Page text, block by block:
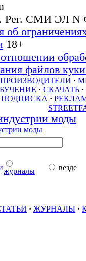
Рег. СМИ ЭЛ N
18+
файлов
ПРОИЗВОДИТЕЛИ ·
· СКАЧАТЬ ·
ПОДПИСКА ·
моды
журналы
везде
· ЖУРНАЛЫ ·